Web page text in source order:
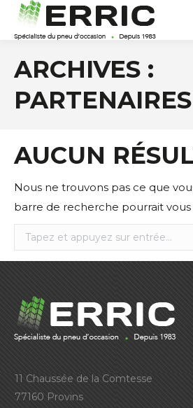
ARCHIVES :
PARTENAIRES
AUCUN
Nous ne trouvons pas ce que
barre de recherche pourrait
Recherche
:
11 Chaussée de la Comtesse
77160 Provins